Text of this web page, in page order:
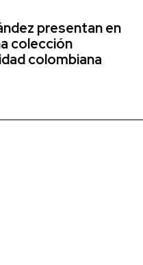
presentan en
colección
colombiana